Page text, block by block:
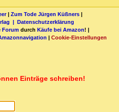
| Zum Tode Jürgen Küßners |
| Datenschutzerklärung
Forum durch Käufe bei Amazon! |
| Cookie-Einstellungen
Einträge schreiben!